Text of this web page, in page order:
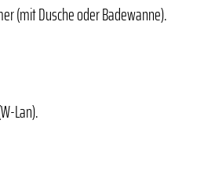
(mit Dusche oder Badewanne).
Lan).